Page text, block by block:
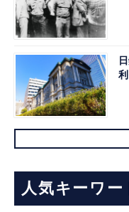
人気キーワー